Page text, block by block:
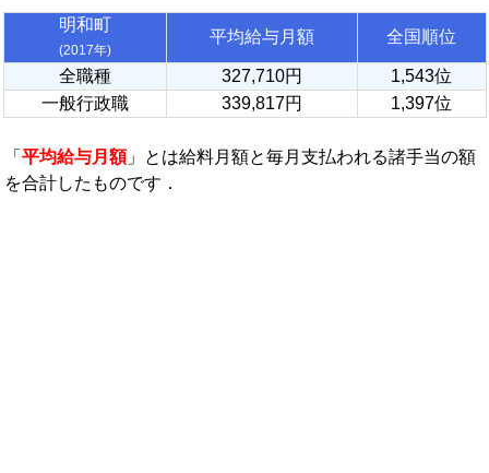
明和町
(2017年)
平均給与月額 全国順位
全職種 327,710円
1,543位
一般行政職
339,817円 1,397位
「 平均給与月額」とは給料月額と毎月支払われる諸手当の額
を合計したものです．